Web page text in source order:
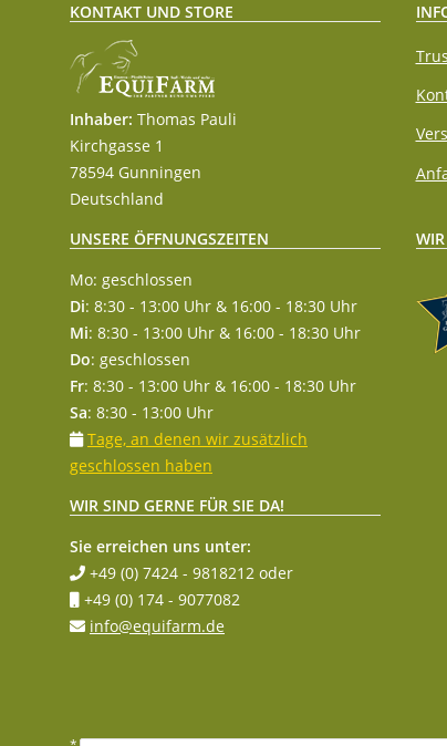
KONTAKT UND STORE
Inhaber: Thomas Pauli
Kirchgasse 1
78594 Gunningen
Deutschland
UNSERE ÖFFNUNGSZEITEN
Mo: geschlossen
Di: 8:30 - 13:00 Uhr & 16:00 - 18:30 Uhr
Mi: 8:30 - 13:00 Uhr & 16:00 - 18:30 Uhr
Do: geschlossen
Fr: 8:30 - 13:00 Uhr & 16:00 - 18:30 Uhr
Sa: 8:30 - 13:00 Uhr
Tage, an denen wir zusätzlich
geschlossen haben
WIR SIND GERNE FÜR SIE DA!
Sie erreichen uns unter:
+49 (0) 7424 - 9818212 oder
+49 (0) 174 - 9077082
info@equifarm.de